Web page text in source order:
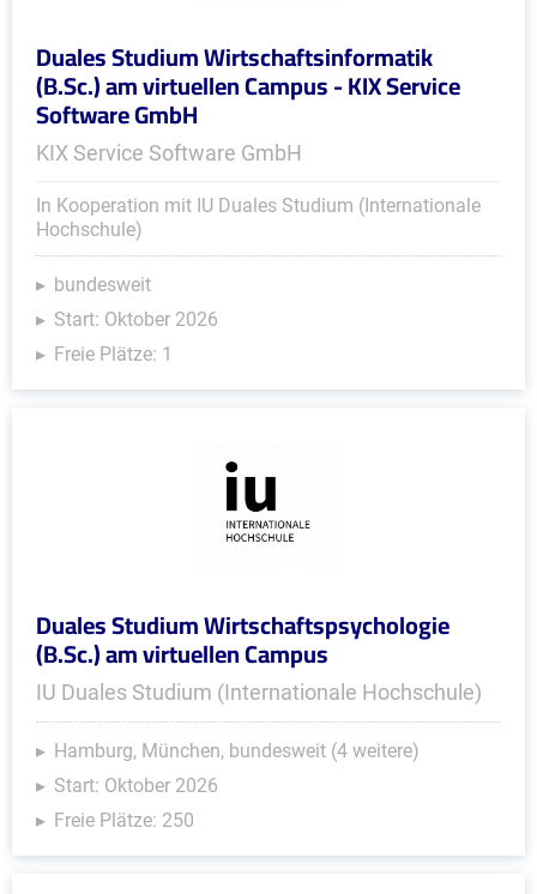
Duales Studium Wirtschaftsinformatik
(B.Sc.) am virtuellen Campus - KIX Service
Software GmbH
KIX Service Software GmbH
In Kooperation mit IU Duales Studium (Internationale
Hochschule)
bundesweit
Start: Oktober 2026
Freie Plätze: 1
Duales Studium Wirtschaftspsychologie
(B.Sc.) am virtuellen Campus
IU Duales Studium (Internationale Hochschule)
Hamburg, München, bundesweit (4 weitere)
Start: Oktober 2026
Freie Plätze: 250